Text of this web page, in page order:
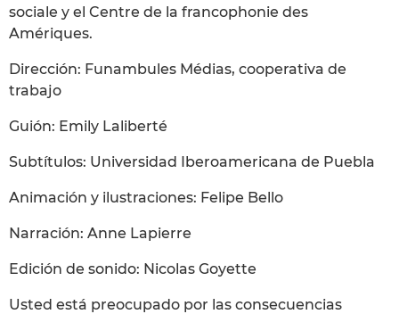
sociale y el Centre de la francophonie des
Amériques.
Dirección: Funambules Médias, cooperativa de
trabajo
Guión: Emily Laliberté
Subtítulos: Universidad Iberoamericana de Puebla
Animación y ilustraciones: Felipe Bello
Narración: Anne Lapierre
Edición de sonido: Nicolas Goyette
Usted está preocupado por las consecuencias